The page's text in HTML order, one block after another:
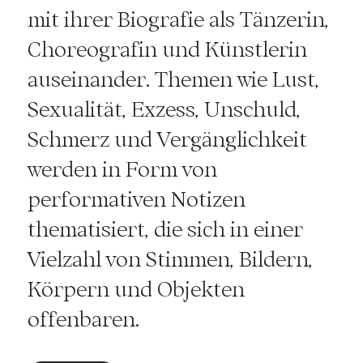
mit ihrer Biografie als Tänzerin,
Choreografin und Künstlerin
auseinander. Themen wie Lust,
Sexualität, Exzess, Unschuld,
Schmerz und Vergänglichkeit
werden in Form von
performativen Notizen
thematisiert, die sich in einer
Vielzahl von Stimmen, Bildern,
Körpern und Objekten
offenbaren.